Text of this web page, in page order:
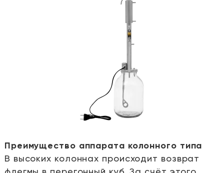
Преимущество аппарата колонного типа
В высоких колоннах происходит возврат